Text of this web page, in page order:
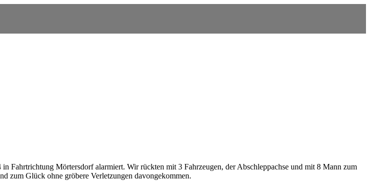
Mörtersdorf alarmiert. Wir rückten mit 3 Fahrzeugen, der Abschleppachse und mit 8 Mann zum
zum Glück ohne gröbere Verletzungen davongekommen.